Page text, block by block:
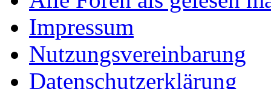
sind nun spielbar.
Die Erstsemester
finden sich auf dem
Impressum
Nutzungsvereinbarung
Datenschutzerklärung